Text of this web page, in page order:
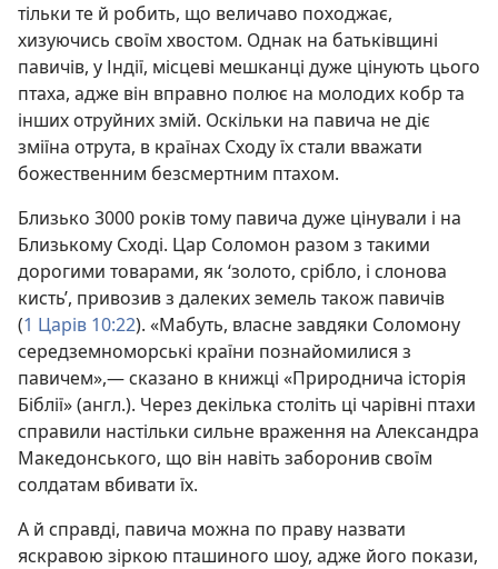
тільки те й робить, що величаво походжає,
хизуючись своїм хвостом. Однак на батьківщині
павичів, у Індії, місцеві мешканці дуже цінують цього
птаха, адже він вправно полює на молодих кобр та
інших отруйних змій. Оскільки на павича не діє
зміїна отрута, в країнах Сходу їх стали вважати
божественним безсмертним птахом.
Близько 3000 років тому павича дуже цінували і на
Близькому Сході. Цар Соломон разом з такими
дорогими товарами, як ‘золото, срібло, і слонова
кисть’, привозив з далеких земель також павичів
(1 Царів 10:22). «Мабуть, власне завдяки Соломону
середземноморські країни познайомилися з
павичем»,— сказано в книжці «Природнича історія
Біблії» (англ.). Через декілька століть ці чарівні птахи
справили настільки сильне враження на Александра
Македонського, що він навіть заборонив своїм
солдатам вбивати їх.
А й справді, павича можна по праву назвати
яскравою зіркою пташиного шоу, адже його покази,